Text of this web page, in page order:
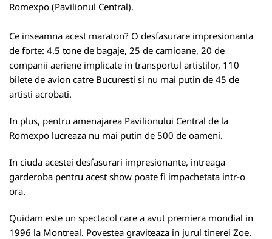
Romexpo (Pavilionul Central).
Ce inseamna acest maraton? O desfasurare impresionanta
de forte: 4.5 tone de bagaje, 25 de camioane, 20 de
companii aeriene implicate in transportul artistilor, 110
bilete de avion catre Bucuresti si nu mai putin de 45 de
artisti acrobati.
In plus, pentru amenajarea Pavilionului Central de la
Romexpo lucreaza nu mai putin de 500 de oameni.
In ciuda acestei desfasurari impresionante, intreaga
garderoba pentru acest show poate fi impachetata intr-o
ora.
Quidam este un spectacol care a avut premiera mondial in
1996 la Montreal. Povestea graviteaza in jurul tinerei Zoe.